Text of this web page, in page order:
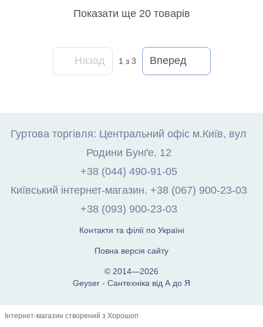
Показати ще 20 товарів
Назад 1 з 3 Вперед
Гуртова торгівля: Центральний офіс м.Київ, вул
Родини Бунґе, 12
+38 (044) 490-91-05
Київський інтернет-магазин. +38 (067) 900-23-03
+38 (093) 900-23-03
Контакти та філії по Україні
Повна версія сайту
© 2014—2026
Geyser - Сантехніка від А до Я
Інтернет-магазин створений з Хорошоп